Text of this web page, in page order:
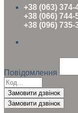
+38 (063) 374-
+38 (066) 744-
+38 (096) 735-
Повідомлення
Замовити дзвінок